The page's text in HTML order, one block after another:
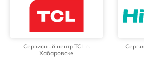
Сервисный центр TCL в
Хабаровске